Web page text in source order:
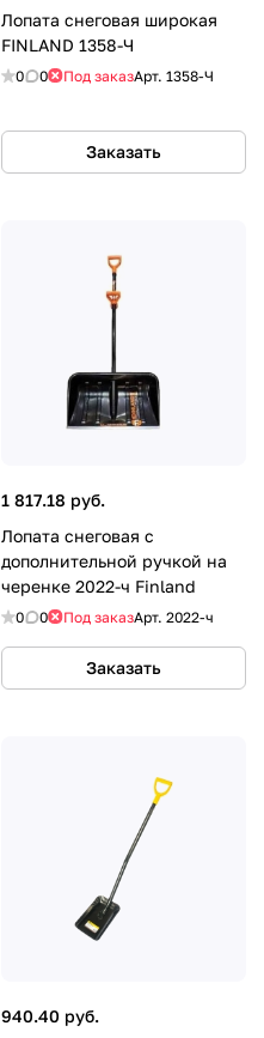
Лопата снеговая широкая
FINLAND 1358-Ч
0 0 Под заказАрт. 1358-Ч
Заказать
1 817.18 руб.
Лопата снеговая с
дополнительной ручкой на
черенке 2022-ч Finland
0 0 Под заказАрт. 2022-ч
Заказать
940.40 руб.